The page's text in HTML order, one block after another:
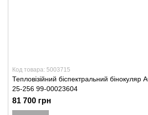
Код товара: 5003715
Тепловізійний біспектральний бінокуляр
25-256 99-00023604
81 700 грн